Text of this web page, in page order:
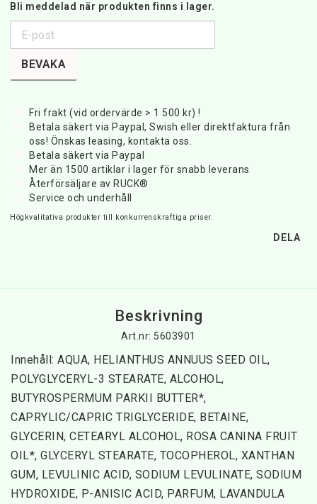
Bli meddelad när produkten finns i lager.
BEVAKA
Fri frakt (vid ordervärde > 1 500 kr) !
Betala säkert via Paypal, Swish eller direktfaktura från
oss! Önskas leasing, kontakta oss.
Betala säkert via Paypal
Mer än 1500 artiklar i lager för snabb leverans
Återförsäljare av RUCK®
Service och underhåll
Högkvalitativa produkter till konkurrenskraftiga priser.
DELA
Beskrivning
Art.nr: 5603901
Innehåll: AQUA, HELIANTHUS ANNUUS SEED OIL,
POLYGLYCERYL-3 STEARATE, ALCOHOL,
BUTYROSPERMUM PARKII BUTTER*,
CAPRYLIC/CAPRIC TRIGLYCERIDE, BETAINE,
GLYCERIN, CETEARYL ALCOHOL, ROSA CANINA FRUIT
OIL*, GLYCERYL STEARATE, TOCOPHEROL, XANTHAN
GUM, LEVULINIC ACID, SODIUM LEVULINATE, SODIUM
HYDROXIDE, P-ANISIC ACID, PARFUM, LAVANDULA